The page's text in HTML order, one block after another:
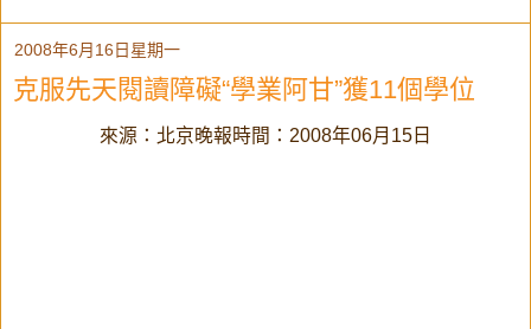
2008年6月16日星期一
克服先天閱讀障礙“學業阿甘”獲11個學位
來源：北京晚報時間：2008年06月15日